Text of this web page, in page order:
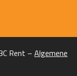
Rent – Algemene